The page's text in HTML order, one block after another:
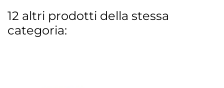
12 altri prodotti della stessa
categoria: